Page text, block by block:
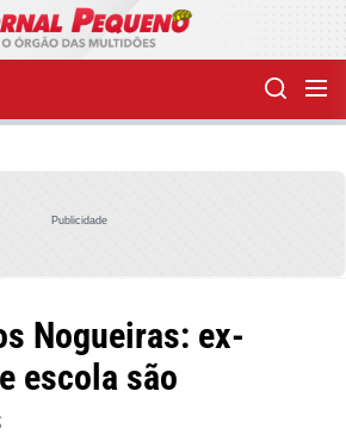
Publicidade
Nogueiras: ex-
escola são